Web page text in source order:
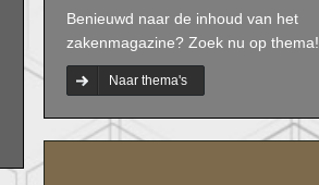
Benieuwd naar de inhoud van het
zakenmagazine? Zoek nu op thema!
Naar thema's